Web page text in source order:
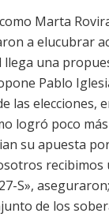
Marta
a elucubrar
llega una
Pablo
las elecciones,
logró poco más
su apuesta
recibimos
S»,
de los